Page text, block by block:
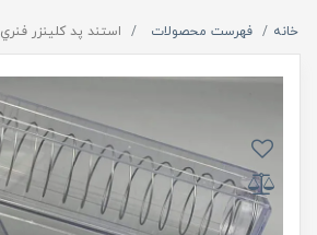
خانه فهرست محصولات استند پد کلينزر فنري